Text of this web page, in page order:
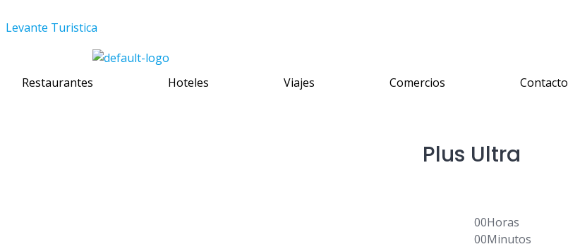
to
Levante Turistica
Restaurantes Hoteles Viajes Comercios Contacto
Plus Ultra
00Horas
00Minutos